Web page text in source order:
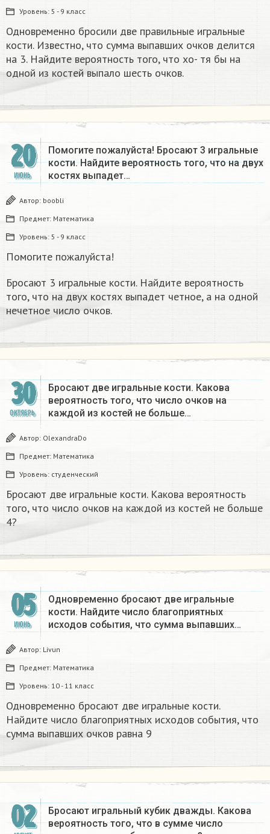
Уровень: 5 - 9 класс
Одновременно бросили две правильные игральные
кости. Известно, что сумма выпавших очков делится
на 3. Найдите вероятность того, что хо- тя бы на
одной из костей выпало шесть очков.
20
ИЮНЬ
Помогите пожалуйста! Бросают 3 игральные
кости. Найдите вероятность того, что на двух
костях выпадет…
Автор: boobli
Предмет: Математика
Уровень: 5 - 9 класс
Помогите пожалуйста!
Бросают 3 игральные кости. Найдите вероятность
того, что на двух костях выпадет четное, а на одной
нечетное число очков.
30
ОКТЯБРЬ
Бросают две игральные кости. Какова
вероятность того, что число очков на
каждой из костей не больше…
Автор: OlexandraDo
Предмет: Математика
Уровень: студенческий
Бросают две игральные кости. Какова вероятность
того, что число очков на каждой из костей не больше
4?
05
ИЮНЬ
Одновременно бросают две игральные
кости. Найдите число благоприятных
исходов события, что сумма выпавших…
Автор: Livun
Предмет: Математика
Уровень: 10 - 11 класс
Одновременно бросают две игральные кости.
Найдите число благоприятных исходов события, что
сумма выпавших очков равна 9
02
Бросают игральный кубик дважды. Какова
вероятность того, что в сумме число